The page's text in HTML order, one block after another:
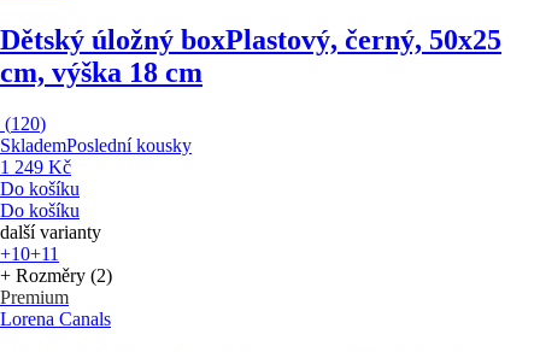
Dětský úložný boxPlastový, černý, 50x25
cm, výška 18 cm
(120)
SklademPoslední kousky
1 249 Kč
Do košíku
Do košíku
další varianty
+10+11
+ Rozměry (2)
Premium
Lorena Canals